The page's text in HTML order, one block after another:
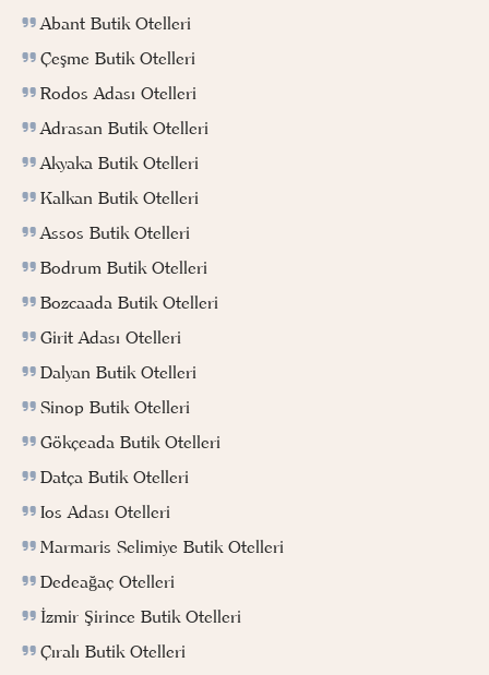
Abant Butik Otelleri
Çeşme Butik Otelleri
Rodos Adası Otelleri
Adrasan Butik Otelleri
Akyaka Butik Otelleri
Kalkan Butik Otelleri
Assos Butik Otelleri
Bodrum Butik Otelleri
Bozcaada Butik Otelleri
Girit Adası Otelleri
Dalyan Butik Otelleri
Sinop Butik Otelleri
Gökçeada Butik Otelleri
Datça Butik Otelleri
Ios Adası Otelleri
Marmaris Selimiye Butik Otelleri
Dedeağaç Otelleri
İzmir Şirince Butik Otelleri
Çıralı Butik Otelleri